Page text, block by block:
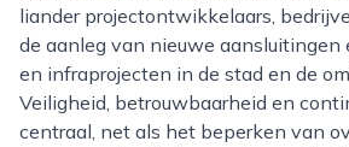
liander projectontwikkelaars,
de aanleg van nieuwe aansluitingen
en infraprojecten in de stad en de
Veiligheid, betrouwbaarheid en
centraal, net als het beperken van